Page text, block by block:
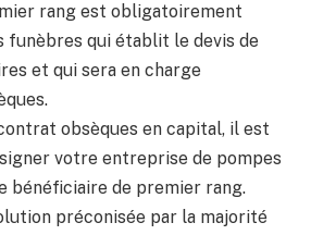
rang est obligatoirement
funèbres qui établit le devis de
et qui sera en charge
obsèques en capital, il est
votre entreprise de pompes
bénéficiaire de premier rang.
préconisée par la majorité